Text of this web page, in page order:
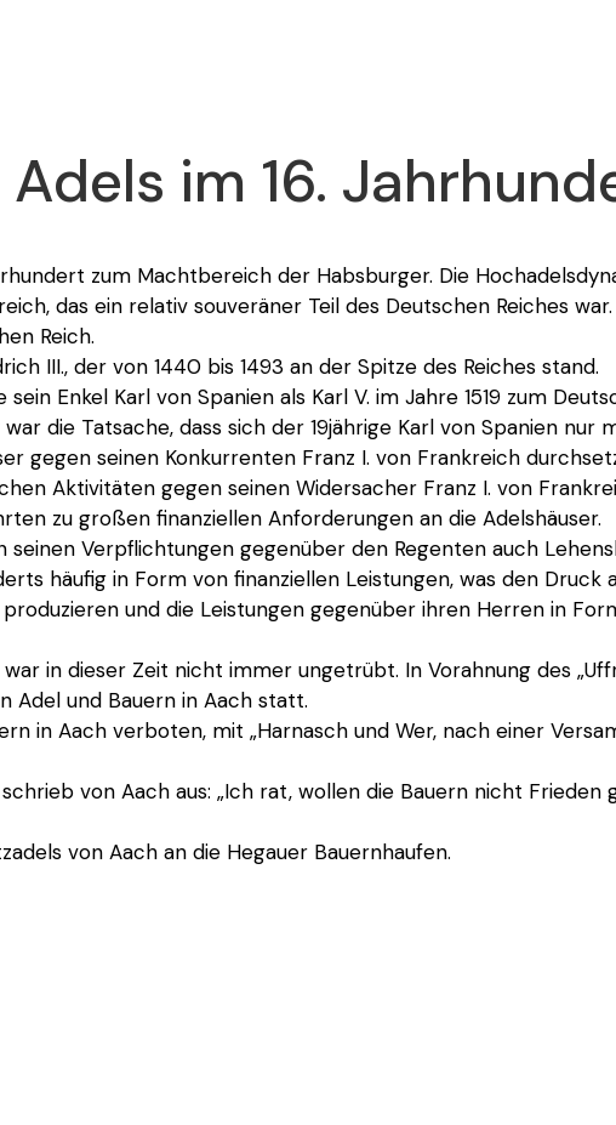
Adels im 16.
zum Machtbereich der Habsburger. Die
das ein relativ souveräner Teil des Deutschen Reiches
Reich.
III., der von 1440 bis 1493 an der Spitze des Reiches stand.
Enkel Karl von Spanien als Karl V. im Jahre 1519 zum
die Tatsache, dass sich der 19jährige Karl von Spanien
gegen seinen Konkurrenten Franz I. von Frankreich
Aktivitäten gegen seinen Widersacher Franz I. von
zu großen finanziellen Anforderungen an die Adelshäuser.
seinen Verpflichtungen gegenüber den Regenten auch
häufig in Form von finanziellen Leistungen, was den
und die Leistungen gegenüber ihren Herren in
in dieser Zeit nicht immer ungetrübt. In Vorahnung des
Adel und Bauern in Aach statt.
in Aach verboten, mit „Harnasch und Wer, nach einer
von Aach aus: „Ich rat, wollen die Bauern nicht Frieden
von Aach an die Hegauer Bauernhaufen.